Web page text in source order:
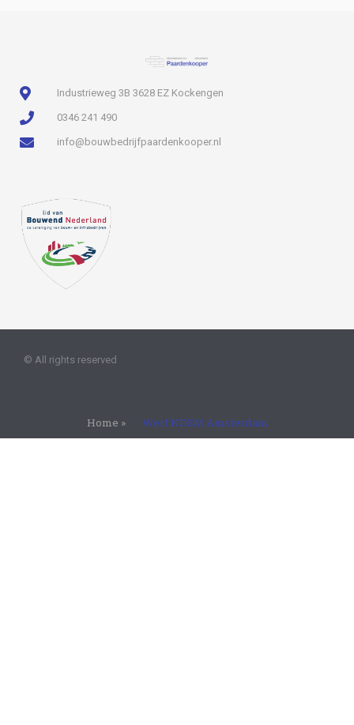
Industrieweg 3B 3628 EZ Kockengen
0346 241 490
info@bouwbedrijfpaardenkooper.nl
© All rights reserved
Home » Werf NDSM Amsterdam